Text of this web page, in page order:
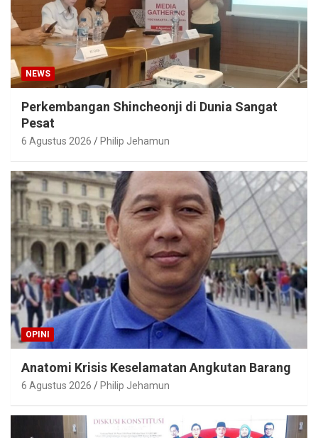
NEWS
Perkembangan Shincheonji di Dunia Sangat
Pesat
6 Agustus 2026 Philip Jehamun
OPINI
Anatomi Krisis Keselamatan Angkutan Barang
6 Agustus 2026 Philip Jehamun